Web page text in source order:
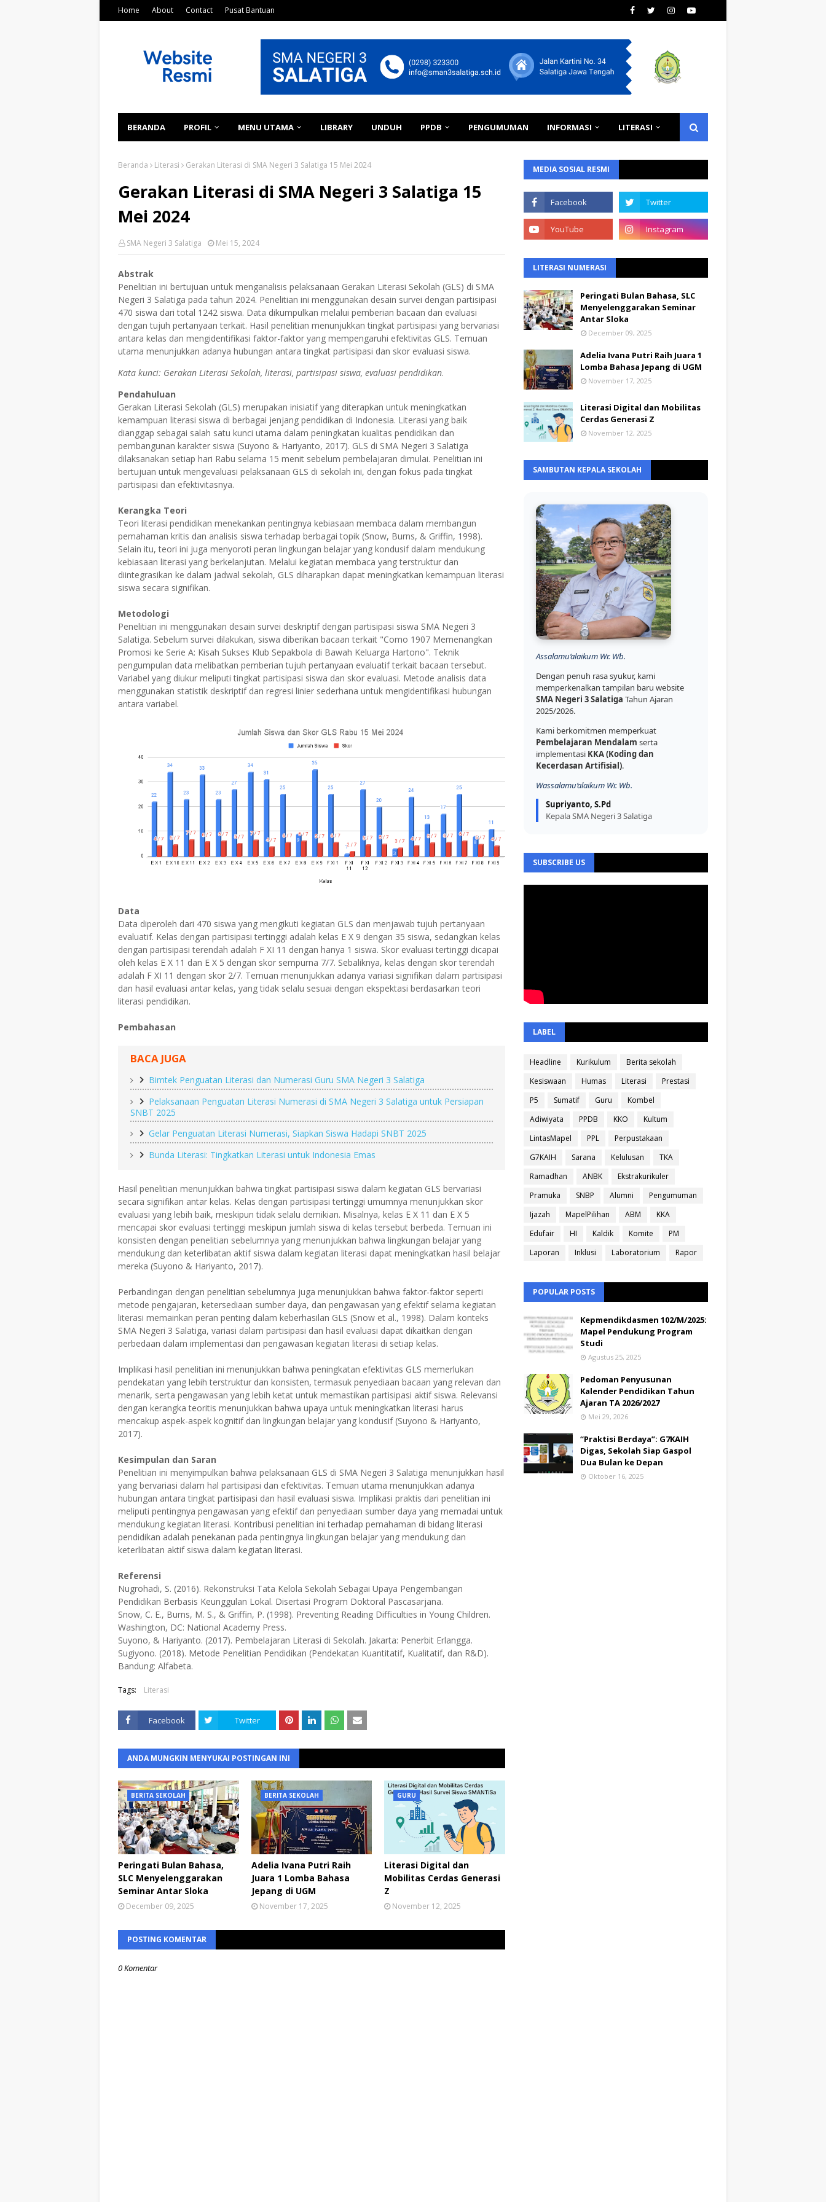
Home About Contact Pusat Bantuan
BERANDA PROFIL MENU UTAMA LIBRARY UNDUH PPDB PENGUMUMAN INFORMASI LITERASI
Beranda Literasi Gerakan Literasi di SMA Negeri 3 Salatiga 15 Mei 2024
Gerakan Literasi di SMA Negeri 3 Salatiga 15
Mei 2024
SMA Negeri 3 Salatiga Mei 15, 2024
Abstrak
Penelitian ini bertujuan untuk menganalisis pelaksanaan Gerakan Literasi Sekolah (GLS) di SMA
Negeri 3 Salatiga pada tahun 2024. Penelitian ini menggunakan desain survei dengan partisipasi
470 siswa dari total 1242 siswa. Data dikumpulkan melalui pemberian bacaan dan evaluasi
dengan tujuh pertanyaan terkait. Hasil penelitian menunjukkan tingkat partisipasi yang bervariasi
antara kelas dan mengidentifikasi faktor-faktor yang mempengaruhi efektivitas GLS. Temuan
utama menunjukkan adanya hubungan antara tingkat partisipasi dan skor evaluasi siswa.
Kata kunci: Gerakan Literasi Sekolah, literasi, partisipasi siswa, evaluasi pendidikan.
Pendahuluan
Gerakan Literasi Sekolah (GLS) merupakan inisiatif yang diterapkan untuk meningkatkan
kemampuan literasi siswa di berbagai jenjang pendidikan di Indonesia. Literasi yang baik
dianggap sebagai salah satu kunci utama dalam peningkatan kualitas pendidikan dan
pembangunan karakter siswa (Suyono & Hariyanto, 2017). GLS di SMA Negeri 3 Salatiga
dilaksanakan setiap hari Rabu selama 15 menit sebelum pembelajaran dimulai. Penelitian ini
bertujuan untuk mengevaluasi pelaksanaan GLS di sekolah ini, dengan fokus pada tingkat
partisipasi dan efektivitasnya.
Kerangka Teori
Teori literasi pendidikan menekankan pentingnya kebiasaan membaca dalam membangun
pemahaman kritis dan analisis siswa terhadap berbagai topik (Snow, Burns, & Griffin, 1998).
Selain itu, teori ini juga menyoroti peran lingkungan belajar yang kondusif dalam mendukung
kebiasaan literasi yang berkelanjutan. Melalui kegiatan membaca yang terstruktur dan
diintegrasikan ke dalam jadwal sekolah, GLS diharapkan dapat meningkatkan kemampuan literasi
siswa secara signifikan.
Metodologi
Penelitian ini menggunakan desain survei deskriptif dengan partisipasi siswa SMA Negeri 3
Salatiga. Sebelum survei dilakukan, siswa diberikan bacaan terkait "Como 1907 Memenangkan
Promosi ke Serie A: Kisah Sukses Klub Sepakbola di Bawah Keluarga Hartono". Teknik
pengumpulan data melibatkan pemberian tujuh pertanyaan evaluatif terkait bacaan tersebut.
Variabel yang diukur meliputi tingkat partisipasi siswa dan skor evaluasi. Metode analisis data
menggunakan statistik deskriptif dan regresi linier sederhana untuk mengidentifikasi hubungan
antara variabel.
Data
Data diperoleh dari 470 siswa yang mengikuti kegiatan GLS dan menjawab tujuh pertanyaan
evaluatif. Kelas dengan partisipasi tertinggi adalah kelas E X 9 dengan 35 siswa, sedangkan kelas
dengan partisipasi terendah adalah F XI 11 dengan hanya 1 siswa. Skor evaluasi tertinggi dicapai
oleh kelas E X 11 dan E X 5 dengan skor sempurna 7/7. Sebaliknya, kelas dengan skor terendah
adalah F XI 11 dengan skor 2/7. Temuan menunjukkan adanya variasi signifikan dalam partisipasi
dan hasil evaluasi antar kelas, yang tidak selalu sesuai dengan ekspektasi berdasarkan teori
literasi pendidikan.
Pembahasan
BACA JUGA
Bimtek Penguatan Literasi dan Numerasi Guru SMA Negeri 3 Salatiga
Pelaksanaan Penguatan Literasi Numerasi di SMA Negeri 3 Salatiga untuk Persiapan
SNBT 2025
Gelar Penguatan Literasi Numerasi, Siapkan Siswa Hadapi SNBT 2025
Bunda Literasi: Tingkatkan Literasi untuk Indonesia Emas
Hasil penelitian menunjukkan bahwa tingkat partisipasi siswa dalam kegiatan GLS bervariasi
secara signifikan antar kelas. Kelas dengan partisipasi tertinggi umumnya menunjukkan skor
evaluasi yang lebih baik, meskipun tidak selalu demikian. Misalnya, kelas E X 11 dan E X 5
mencapai skor evaluasi tertinggi meskipun jumlah siswa di kelas tersebut berbeda. Temuan ini
konsisten dengan penelitian sebelumnya yang menunjukkan bahwa lingkungan belajar yang
mendukung dan keterlibatan aktif siswa dalam kegiatan literasi dapat meningkatkan hasil belajar
mereka (Suyono & Hariyanto, 2017).
Perbandingan dengan penelitian sebelumnya juga menunjukkan bahwa faktor-faktor seperti
metode pengajaran, ketersediaan sumber daya, dan pengawasan yang efektif selama kegiatan
literasi memainkan peran penting dalam keberhasilan GLS (Snow et al., 1998). Dalam konteks
SMA Negeri 3 Salatiga, variasi dalam partisipasi dan hasil evaluasi dapat dikaitkan dengan
perbedaan dalam implementasi dan pengawasan kegiatan literasi di setiap kelas.
Implikasi hasil penelitian ini menunjukkan bahwa peningkatan efektivitas GLS memerlukan
pendekatan yang lebih terstruktur dan konsisten, termasuk penyediaan bacaan yang relevan dan
menarik, serta pengawasan yang lebih ketat untuk memastikan partisipasi aktif siswa. Relevansi
dengan kerangka teoritis menunjukkan bahwa upaya untuk meningkatkan literasi harus
mencakup aspek-aspek kognitif dan lingkungan belajar yang kondusif (Suyono & Hariyanto,
2017).
Kesimpulan dan Saran
Penelitian ini menyimpulkan bahwa pelaksanaan GLS di SMA Negeri 3 Salatiga menunjukkan hasil
yang bervariasi dalam hal partisipasi dan efektivitas. Temuan utama menunjukkan adanya
hubungan antara tingkat partisipasi dan hasil evaluasi siswa. Implikasi praktis dari penelitian ini
meliputi pentingnya pengawasan yang efektif dan penyediaan sumber daya yang memadai untuk
mendukung kegiatan literasi. Kontribusi penelitian ini terhadap pemahaman di bidang literasi
pendidikan adalah penekanan pada pentingnya lingkungan belajar yang mendukung dan
keterlibatan aktif siswa dalam kegiatan literasi.
Referensi
Nugrohadi, S. (2016). Rekonstruksi Tata Kelola Sekolah Sebagai Upaya Pengembangan
Pendidikan Berbasis Keunggulan Lokal. Disertasi Program Doktoral Pascasarjana.
Snow, C. E., Burns, M. S., & Griffin, P. (1998). Preventing Reading Difficulties in Young Children.
Washington, DC: National Academy Press.
Suyono, & Hariyanto. (2017). Pembelajaran Literasi di Sekolah. Jakarta: Penerbit Erlangga.
Sugiyono. (2018). Metode Penelitian Pendidikan (Pendekatan Kuantitatif, Kualitatif, dan R&D).
Bandung: Alfabeta.
Tags: Literasi
Facebook Twitter
ANDA MUNGKIN MENYUKAI POSTINGAN INI
BERITA SEKOLAH
Peringati Bulan Bahasa,
SLC Menyelenggarakan
Seminar Antar Sloka
December 09, 2025
BERITA SEKOLAH
Adelia Ivana Putri Raih
Juara 1 Lomba Bahasa
Jepang di UGM
November 17, 2025
GURU
Literasi Digital dan
Mobilitas Cerdas Generasi
Z
November 12, 2025
POSTING KOMENTAR
0 Komentar
MEDIA SOSIAL RESMI
LITERASI NUMERASI
Peringati Bulan Bahasa, SLC
Menyelenggarakan Seminar
Antar Sloka
December 09, 2025
Adelia Ivana Putri Raih Juara 1
Lomba Bahasa Jepang di UGM
November 17, 2025
Literasi Digital dan Mobilitas
Cerdas Generasi Z
November 12, 2025
SAMBUTAN KEPALA SEKOLAH
Assalamu’alaikum Wr. Wb.
Dengan penuh rasa syukur, kami
memperkenalkan tampilan baru website
SMA Negeri 3 Salatiga Tahun Ajaran
2025/2026.
Kami berkomitmen memperkuat
Pembelajaran Mendalam serta
implementasi KKA (Koding dan
Kecerdasan Artifisial).
Wassalamu’alaikum Wr. Wb.
Supriyanto, S.Pd
Kepala SMA Negeri 3 Salatiga
SUBSCRIBE US
LABEL
Headline Kurikulum
Berita sekolah
Kesiswaan
Humas Literasi
Prestasi
P5
Sumatif Guru
Kombel
Adiwiyata
PPDB KKO
Kultum
LintasMapel
PPL
Perpustakaan
G7KAIH
Sarana Kelulusan
TKA
Ramadhan
ANBK
Ekstrakurikuler
Pramuka
SNBP Alumni
Pengumuman
Ijazah
MapelPilihan ABM
KKA
Edufair
HI Kaldik Komite
PM
Laporan
Inklusi Laboratorium Rapor
POPULAR POSTS
Kepmendikdasmen 102/M/2025:
Mapel Pendukung Program
Studi
Agustus 25, 2025
Pedoman Penyusunan
Kalender Pendidikan Tahun
Ajaran TA 2026/2027
Mei 29, 2026
“Praktisi Berdaya”: G7KAIH
Digas, Sekolah Siap Gaspol
Dua Bulan ke Depan
Oktober 16, 2025